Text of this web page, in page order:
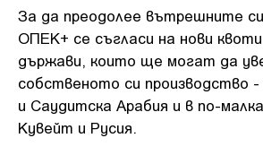
За да преодолее вътрешните си
ОПЕК+ се съгласи на нови
държави, които ще могат да
собственото си производство
и Саудитска Арабия и в по-
Кувейт и Русия.